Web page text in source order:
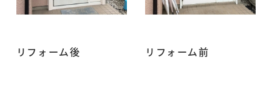
リフォーム後 リフォーム前